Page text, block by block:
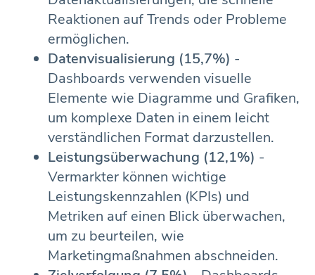
Reaktionen auf Trends oder Probleme
ermöglichen.
Datenvisualisierung (15,7%) -
Dashboards verwenden visuelle
Elemente wie Diagramme und Grafiken,
um komplexe Daten in einem leicht
verständlichen Format darzustellen.
Leistungsüberwachung (12,1%) -
Vermarkter können wichtige
Leistungskennzahlen (KPIs) und
Metriken auf einen Blick überwachen,
um zu beurteilen, wie
Marketingmaßnahmen abschneiden.